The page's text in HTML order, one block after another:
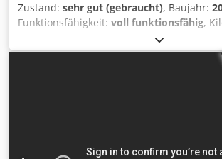
Zustand: sehr gut (gebraucht), Baujahr:
Funktionsfähigkeit: voll funktionsfähig,
, Mobiler Kompressor ATLAS
Maschine mit Nachkühler, nach
Technische Daten: Leistung: 14,20 m³/